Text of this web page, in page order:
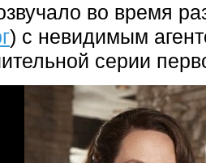
во время
) с невидимым
серии